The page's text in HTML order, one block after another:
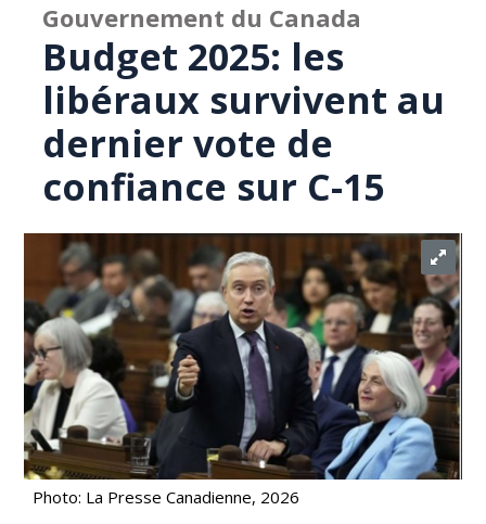
Gouvernement du Canada
Budget 2025: les
libéraux survivent au
dernier vote de
confiance sur C-15
Photo: La Presse Canadienne, 2026